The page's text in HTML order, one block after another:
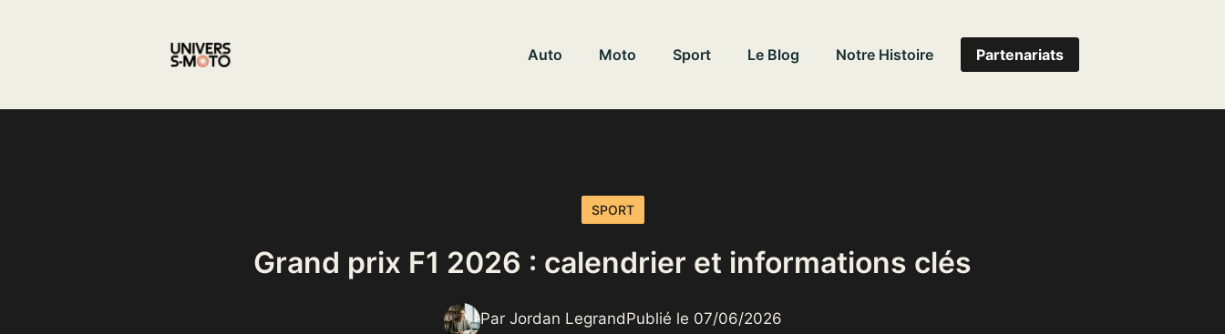
Auto Moto Sport Le Blog Notre Histoire Partenariats
SPORT
Grand prix F1 2026 : calendrier et informations clés
Par Jordan LegrandPublié le 07/06/2026